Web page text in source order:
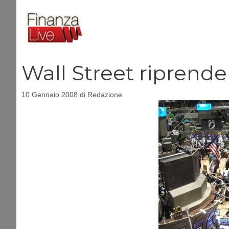
contenuto
Wall Street
10 Gennaio 2008 di Redazione